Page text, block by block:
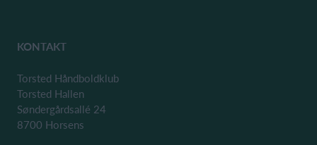
KONTAKT
Torsted Håndboldklub
Torsted Hallen
Søndergårdsallé 24
8700 Horsens